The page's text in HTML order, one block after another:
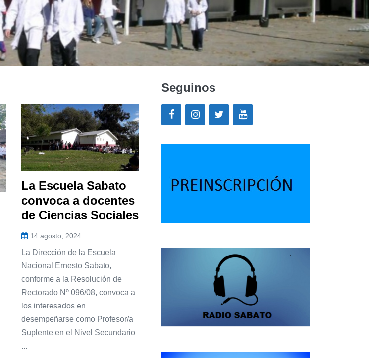
La Escuela Sabato
convoca a docentes
de Ciencias Sociales
14 agosto, 2024
La Dirección de la Escuela
Nacional Ernesto Sabato,
conforme a la Resolución de
Rectorado Nº 096/08, convoca a
los interesados en
desempeñarse como Profesor/a
Suplente en el Nivel Secundario
...
Seguinos